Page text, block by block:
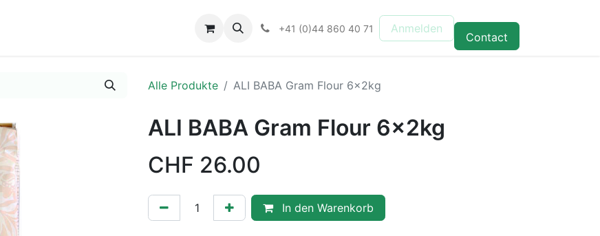
+41 (0)44 860 40 71 Anmelden
Contact
Alle Produkte ALI BABA Gram Flour 6x2kg
ALI BABA Gram Flour 6x2kg
CHF 26.00
In den Warenkorb